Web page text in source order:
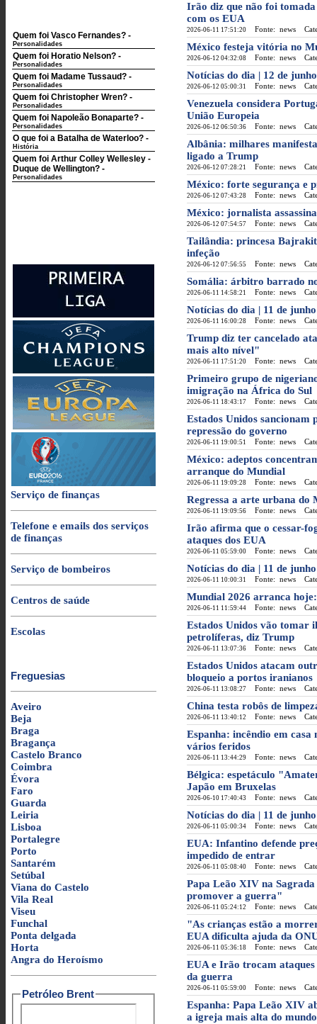
Quem foi Vasco Fernandes? -
Personalidades
Quem foi Horatio Nelson? -
Personalidades
Quem foi Madame Tussaud? -
Personalidades
Quem foi Christopher Wren? -
Personalidades
Quem foi Napoleão Bonaparte? -
Personalidades
O que foi a Batalha de Waterloo? -
História
Quem foi Arthur Colley Wellesley -
Duque de Wellington? -
Personalidades
Serviço de finanças
Telefone e emails dos serviços
de finanças
Serviço de bombeiros
Centros de saúde
Escolas
Freguesias
Aveiro
Beja
Braga
Bragança
Castelo Branco
Coimbra
Évora
Faro
Guarda
Leiria
Lisboa
Portalegre
Porto
Santarém
Setúbal
Viana do Castelo
Vila Real
Viseu
Funchal
Ponta delgada
Horta
Angra do Heroísmo
Petróleo Brent
Irão diz que não foi
com os EUA
2026-06-11 17:51:20 Fonte: news
México festeja vitória no
2026-06-12 04:32:08 Fonte: news
Notícias do dia | 12 de
2026-06-12 05:00:31 Fonte: news
Venezuela considera
União Europeia
2026-06-12 06:50:36 Fonte: news
Albânia: milhares
ligado a Trump
2026-06-12 07:28:21 Fonte: news
México: forte segurança e
2026-06-12 07:43:28 Fonte: news
México: jornalista
2026-06-12 07:54:57 Fonte: news
Tailândia: princesa
infeção
2026-06-12 07:56:55 Fonte: news
Somália: árbitro barrado
2026-06-11 14:58:21 Fonte: news
Notícias do dia | 11 de
2026-06-11 16:00:28 Fonte: news
Trump diz ter cancelado
mais alto nível"
2026-06-11 17:51:20 Fonte: news
Primeiro grupo de
imigração na África do Sul
2026-06-11 18:43:17 Fonte: news
Estados Unidos
repressão do governo
2026-06-11 19:00:51 Fonte: news
México: adeptos
arranque do Mundial
2026-06-11 19:09:28 Fonte: news
Regressa a arte urbana do
2026-06-11 19:09:56 Fonte: news
Irão afirma que o cessar-
ataques dos EUA
2026-06-11 05:59:00 Fonte: news
Notícias do dia | 11 de
2026-06-11 10:00:31 Fonte: news
Mundial 2026 arranca
2026-06-11 11:59:44 Fonte: news
Estados Unidos vão tomar
petrolíferas, diz Trump
2026-06-11 13:07:36 Fonte: news
Estados Unidos atacam
bloqueio a portos iranianos
2026-06-11 13:08:27 Fonte: news
China testa robôs de
2026-06-11 13:40:12 Fonte: news
Espanha: incêndio em casa
vários feridos
2026-06-11 13:44:29 Fonte: news
Bélgica: espetáculo
Japão em Bruxelas
2026-06-10 17:40:43 Fonte: news
Notícias do dia | 11 de
2026-06-11 05:00:34 Fonte: news
EUA: Infantino defende
impedido de entrar
2026-06-11 05:08:40 Fonte: news
Papa Leão XIV na
promover a guerra"
2026-06-11 05:24:12 Fonte: news
"As crianças estão a
EUA dificulta ajuda da
2026-06-11 05:36:18 Fonte: news
EUA e Irão trocam ataques
da guerra
2026-06-11 05:59:00 Fonte: news
Espanha: Papa Leão XIV
a igreja mais alta do mundo